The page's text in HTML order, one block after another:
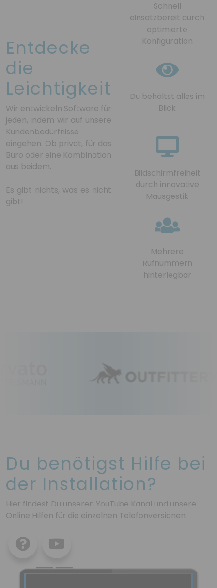
Entdecke
die
Leichtigkeit
Wir entwickeln Software für
jeden, indem wir auf unsere
Kundenbedürfnisse
eingehen. Ob privat, für das
Büro oder eine Kombination
aus beidem.
Es gibt nichts, was es nicht
gibt!
Schnell
einsatzbereit durch
optimierte
Konfiguration
Du behältst alles im
Blick
Bildschirmfreiheit
durch innovative
Mausgestik
Mehrere
Rufnummern
hinterlegbar
Du benötigst Hilfe bei
der Installation?
Hier findest Du unseren YouTube Kanal und unsere
Online Hilfen für die einzelnen Telefonversionen.
Online Youtube